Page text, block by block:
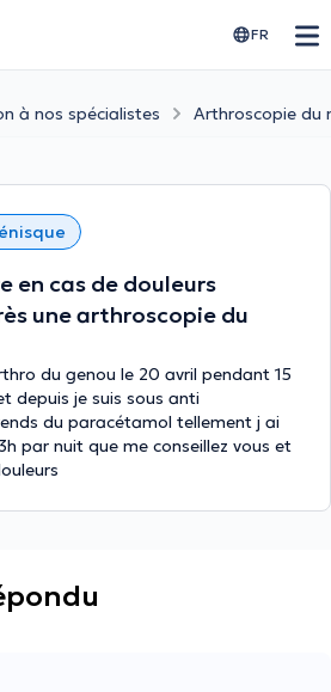
FR
à nos spécialistes Arthroscopie du
en cas de douleurs
une arthroscopie du
du genou le 20 avril pendant 15
depuis je suis sous anti
du paracétamol tellement j ai
par nuit que me conseillez vous et